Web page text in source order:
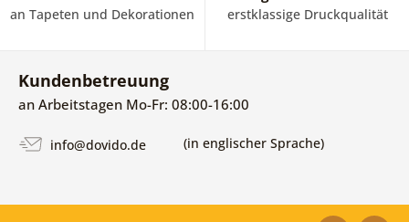
an Tapeten und Dekorationen erstklassige Druckqualität
Kundenbetreuung
an Arbeitstagen Mo-Fr: 08:00-16:00
info@dovido.de (in englischer Sprache)